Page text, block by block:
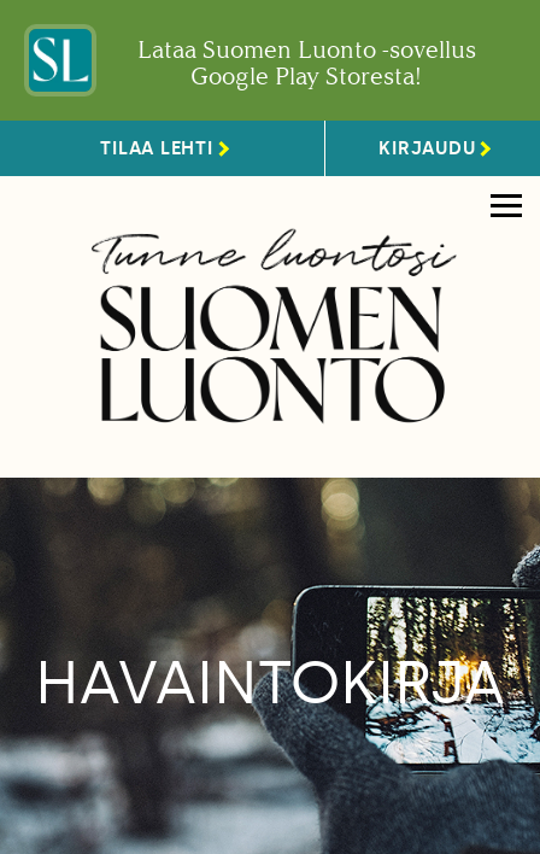
Lataa Suomen Luonto -sovellus
Google Play Storesta!
TILAA LEHTI KIRJAUDU
HAVAINTOKIRJA